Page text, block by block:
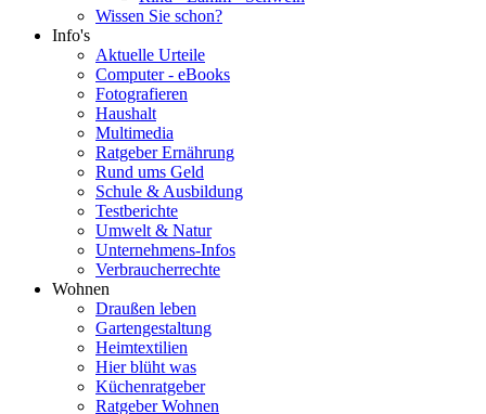
Wissen Sie schon?
Info's
Aktuelle Urteile
Computer - eBooks
Fotografieren
Haushalt
Multimedia
Ratgeber Ernährung
Rund ums Geld
Schule & Ausbildung
Testberichte
Umwelt & Natur
Unternehmens-Infos
Verbraucherrechte
Wohnen
Draußen leben
Gartengestaltung
Heimtextilien
Hier blüht was
Küchenratgeber
Ratgeber Wohnen